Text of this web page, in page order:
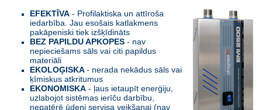
EFEKTĪVA - Profilaktiska un attīroša
iedarbība. Jau esošais katlakmens
pakāpeniski tiek izšķīdināts
BEZ PAPILDU APKOPES - nav
nepieciešams sāls vai citi papildus
materiāli
EKOLOĢISKA- nerada nekādus sāls vai
ķīmiskus atkritumus
EKONOMISKA - ļaus ietaupīt enerģiju,
uzlabojot sistēmas ierīču darbību,
nepatērē ūdeni servisa veikšanai (nav